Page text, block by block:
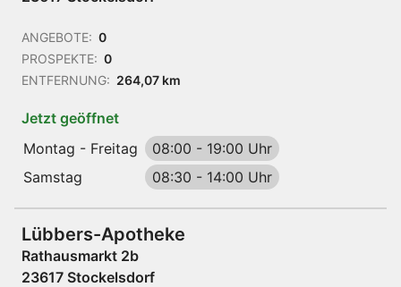
ANGEBOTE: 0
PROSPEKTE: 0
ENTFERNUNG: 264,07 km
Jetzt geöffnet
Montag - Freitag
08:00 - 19:00 Uhr
Samstag
08:30 - 14:00 Uhr
Lübbers-Apotheke
Rathausmarkt 2b
23617 Stockelsdorf